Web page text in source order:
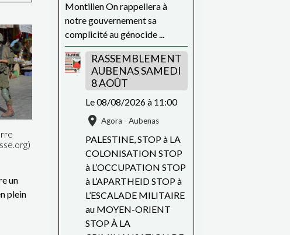
un
plein
Montilien On rappellera à
notre gouvernement sa
complicité au génocide ...
RASSEMBLEMENT
AUBENAS SAMEDI
8 AOÛT
Le 08/08/2026à 11:00
Agora - Aubenas
PALESTINE, STOP à LA
COLONISATION STOP
à L’OCCUPATION STOP
à L’APARTHEID STOP à
L’ESCALADE MILITAIRE
au MOYEN-ORIENT
STOP À LA